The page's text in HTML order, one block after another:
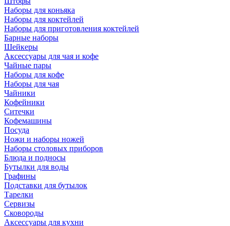
Наборы для коньяка
Наборы для коктейлей
Наборы для приготовления коктейлей
Барные наборы
Шейкеры
Аксессуары для чая и кофе
Чайные пары
Наборы для кофе
Наборы для чая
Чайники
Кофейники
Ситечки
Кофемашины
Посуда
Ножи и наборы ножей
Наборы столовых приборов
Блюда и подносы
Бутылки для воды
Графины
Подставки для бутылок
Тарелки
Сервизы
Сковороды
Аксессуары для кухни